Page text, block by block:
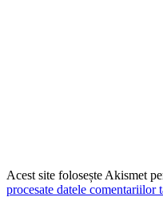
Acest site folosește Akismet
procesate datele comentariilor